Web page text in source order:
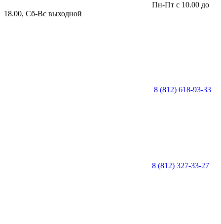
Пн-Пт с 10.00 до
18.00, Сб-Вс выходной
8 (812) 618-93-33
8 (812) 327-33-27